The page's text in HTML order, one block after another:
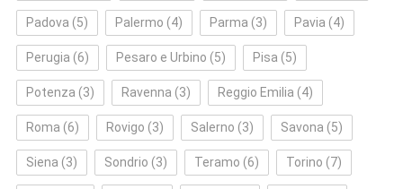
Padova (5) Palermo (4) Parma (3) Pavia (4)
Perugia (6) Pesaro e Urbino (5) Pisa (5)
Potenza (3) Ravenna (3) Reggio Emilia (4)
Roma (6) Rovigo (3) Salerno (3) Savona (5)
Siena (3) Sondrio (3) Teramo (6) Torino (7)